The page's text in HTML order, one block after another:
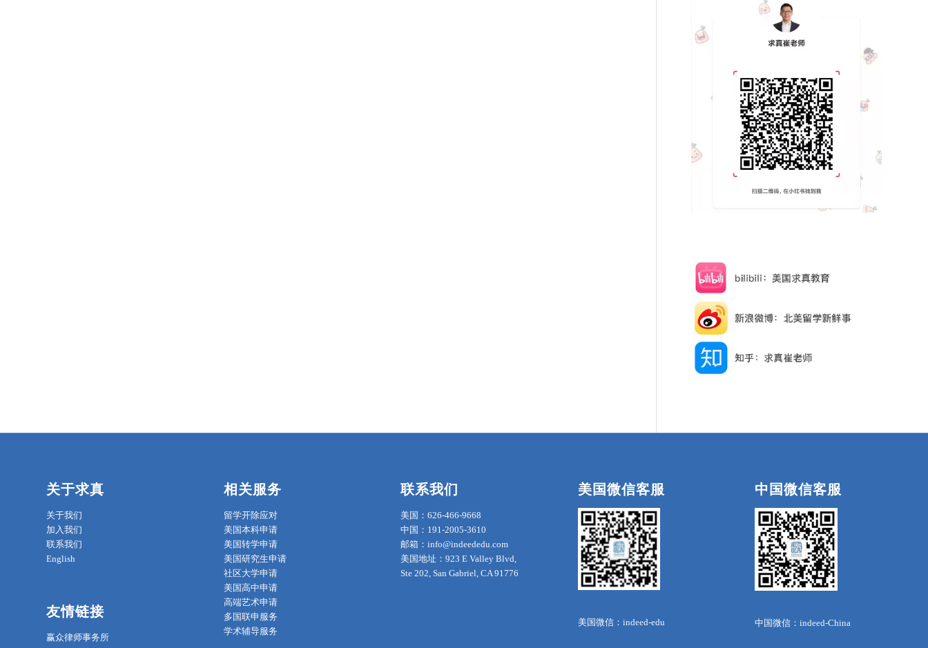
关于求真
关于我们
加入我们
联系我们
English
友情链接
赢众律师事务所
相关服务
留学开除应对
美国本科申请
美国转学申请
美国研究生申请
社区大学申请
美国高中申请
高端艺术申请
多国联申服务
学术辅导服务
联系我们
美国：626-466-9668
中国：191-2005-3610
邮箱：info@indeededu.com
美国地址：923 E Valley Blvd,
Ste 202, San Gabriel, CA 91776
美国微信客服
美国微信：indeed-edu
中国微信客服
中国微信：indeed-China